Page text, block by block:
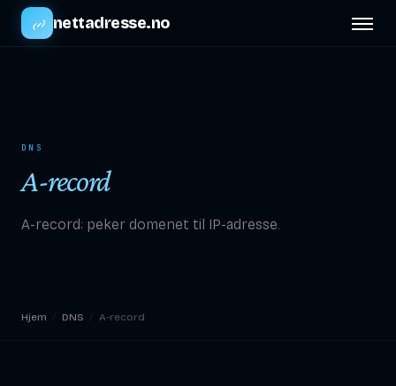
nettadresse.no
DNS
A-record
A-record: peker domenet til IP-adresse.
Hjem DNS A-record